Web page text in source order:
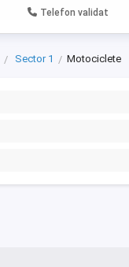
Telefon validat
Sector 1 Motociclete